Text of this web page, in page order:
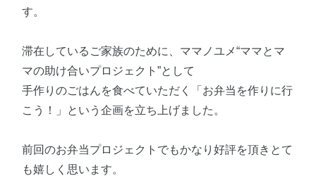
す。
滞在しているご家族のために、ママノユメ“ママとマ
マの助け合いプロジェクト”として
手作りのごはんを食べていただく「お弁当を作りに行
こう！」という企画を立ち上げました。
前回のお弁当プロジェクトでもかなり好評を頂きとて
も嬉しく思います。